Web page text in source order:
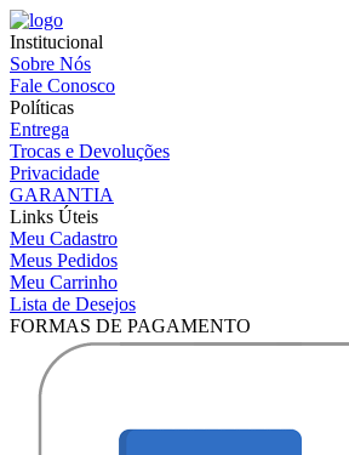
Institucional
Sobre Nós
Fale Conosco
Políticas
Entrega
Trocas e Devoluções
Privacidade
GARANTIA
Links Úteis
Meu Cadastro
Meus Pedidos
Meu Carrinho
Lista de Desejos
FORMAS DE PAGAMENTO